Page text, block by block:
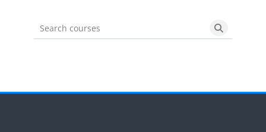
Search courses Search